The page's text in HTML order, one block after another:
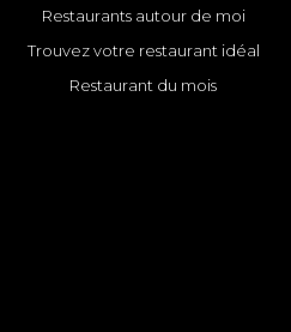
Restaurants autour de moi
Trouvez votre restaurant idéal
Restaurant du mois